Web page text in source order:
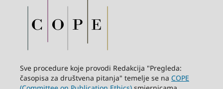
Sve procedure koje provodi Redakcija "Pregleda:
časopisa za društvena pitanja" temelje se na COPE